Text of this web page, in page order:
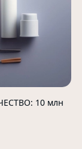
10 млн